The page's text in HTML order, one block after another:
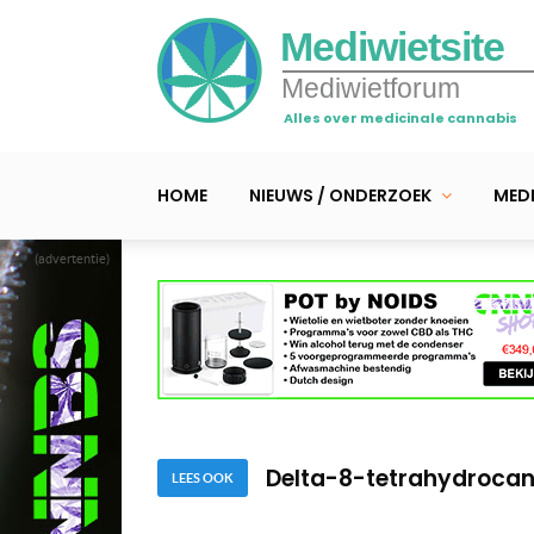
(advertentie)
Mediwietsite
Mediwietforum
Alles over medicinale cannabis
HOME NIEUWS / ONDERZOEK
LEES OOK
CBD-creme tegen
Cannabisgebruik
CBD-creme tegen